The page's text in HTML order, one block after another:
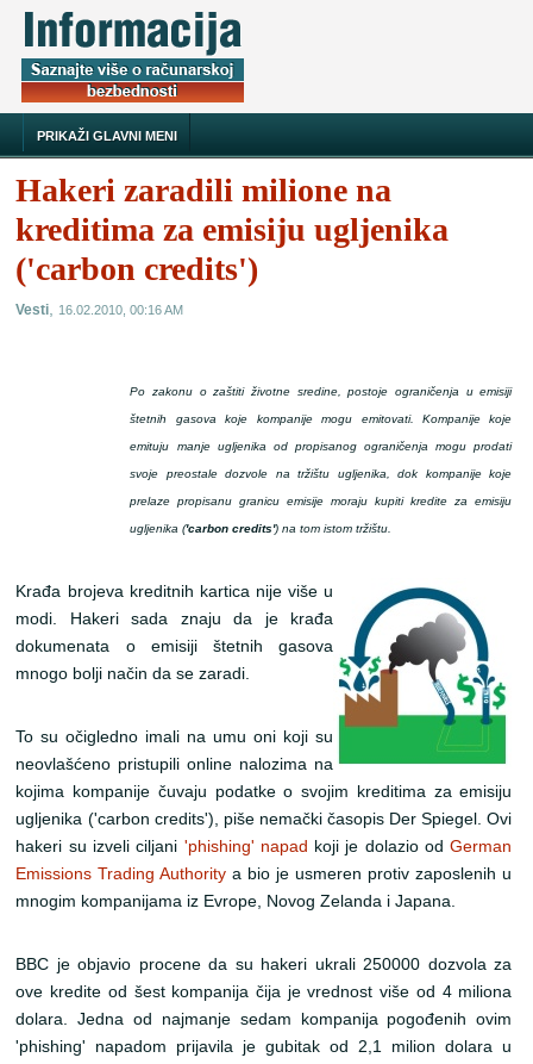
PRIKAŽI GLAVNI MENI
Hakeri zaradili milione na
kreditima za emisiju ugljenika
('carbon credits')
Vesti, 16.02.2010, 00:16 AM
Po zakonu o zaštiti životne sredine, postoje ograničenja u emisiji
štetnih gasova koje kompanije mogu emitovati. Kompanije koje
emituju manje ugljenika od propisanog ograničenja mogu prodati
svoje preostale dozvole na tržištu ugljenika, dok kompanije koje
prelaze propisanu granicu emisije moraju kupiti kredite za emisiju
ugljenika ('carbon credits') na tom istom tržištu.
Krađa brojeva kreditnih kartica nije više u
modi. Hakeri sada znaju da je krađa
dokumenata o emisiji štetnih gasova
mnogo bolji način da se zaradi.
To su očigledno imali na umu oni koji su
neovlašćeno pristupili online nalozima na
kojima kompanije čuvaju podatke o svojim kreditima za emisiju
ugljenika ('carbon credits'), piše nemački časopis Der Spiegel. Ovi
hakeri su izveli ciljani 'phishing' napad koji je dolazio odGerman
Emissions Trading Authority a bio je usmeren protiv zaposlenih u
mnogim kompanijama iz Evrope, Novog Zelanda i Japana.
BBC je objavio procene da su hakeri ukrali 250000 dozvola za
ove kredite od šest kompanija čija je vrednost više od 4 miliona
dolara. Jedna od najmanje sedam kompanija pogođenih ovim
'phishing' napadom prijavila je gubitak od 2,1 milion dolara u